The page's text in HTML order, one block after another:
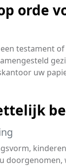
orde
testament
uw